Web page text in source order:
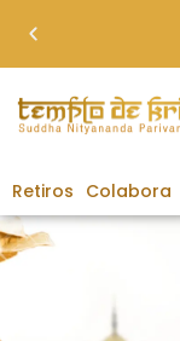
Retiros Colabora